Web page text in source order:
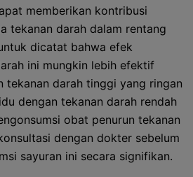
memberikan kontribusi
tekanan darah dalam rentang
dicatat bahwa efek
ini mungkin lebih efektif
tekanan darah tinggi yang ringan
dengan tekanan darah rendah
obat penurun tekanan
dengan dokter sebelum
sayuran ini secara signifikan.